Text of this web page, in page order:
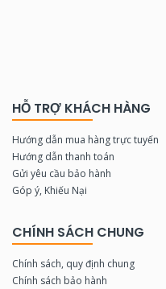
HỖ TRỢ KHÁCH HÀNG
Hướng dẫn mua hàng trực tuyến
Hướng dẫn thanh toán
Gửi yêu cầu bảo hành
Góp ý, Khiếu Nại
CHÍNH SÁCH CHUNG
Chính sách, quy định chung
Chính sách bảo hành